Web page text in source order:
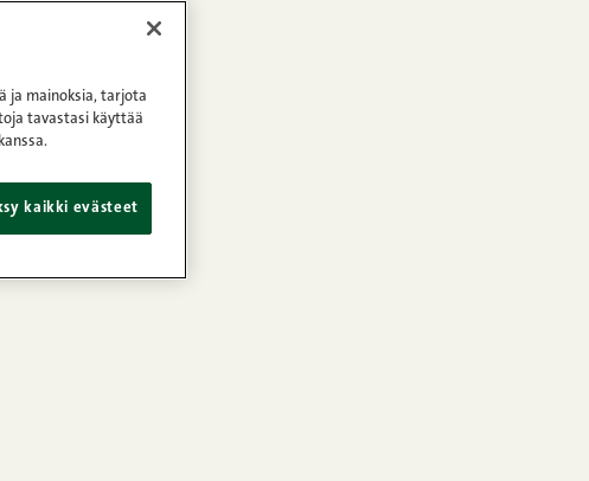
ja mainoksia, tarjota
tavastasi käyttää
kaikki evästeet